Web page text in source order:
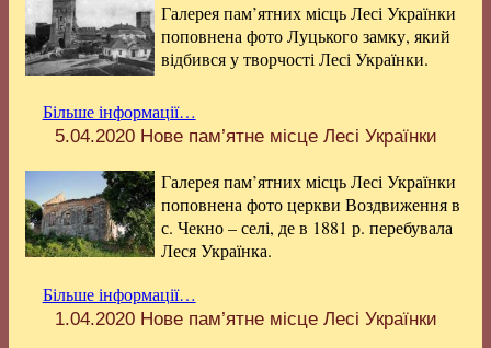
Галерея пам’ятних місць Лесі Українки
поповнена фото Луцького замку, який
відбився у творчості Лесі Українки.
Більше інформації…
5.04.2020Нове пам’ятне місце Лесі Українки
Галерея пам’ятних місць Лесі Українки
поповнена фото церкви Воздвиження в
с. Чекно – селі, де в 1881 р. перебувала
Леся Українка.
Більше інформації…
1.04.2020Нове пам’ятне місце Лесі Українки